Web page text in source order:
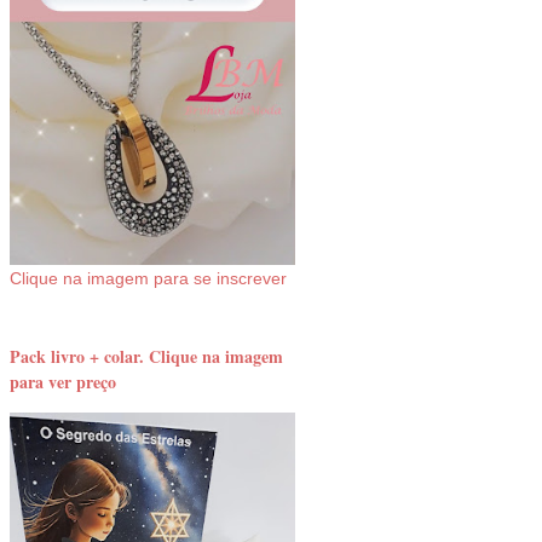
Clique na imagem para se inscrever
Pack livro + colar. Clique na imagem
para ver preço